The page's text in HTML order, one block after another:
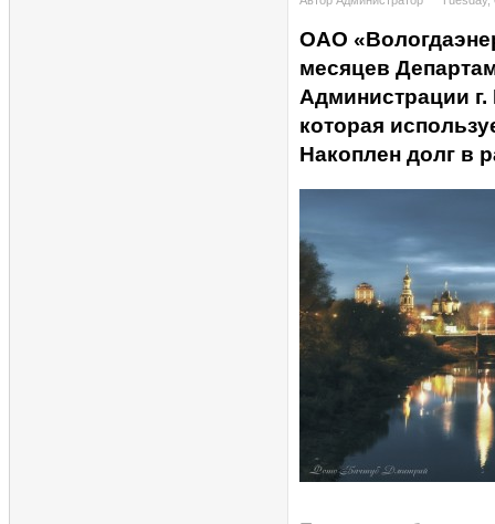
ОАО
месяцев
Администрации
которая
Накоплен долг в